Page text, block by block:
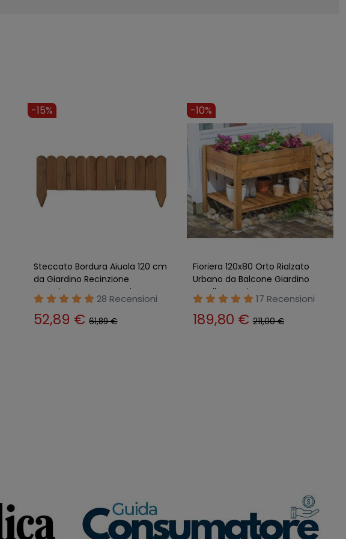
-9%
Fioriera 90x90 Orto Rialzato da
Balcone Giardino Terrazzo
Aiuola Vaso in Legno
22 Recensioni
143,00 €158,00 €
-9%
Fioriera 120x120 Orto Rialzato
Urbano da Balcone Giardino
Aiuola Vaso in Legno
21 Recensioni
128,00 € 141,00 €